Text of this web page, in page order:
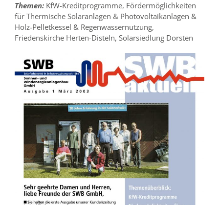
Themen: KfW-Kreditprogramme, Fördermöglichkeiten
für Thermische Solaranlagen & Photovoltaikanlagen &
Holz-Pelletkessel & Regenwassernutzung,
Friedenskirche Herten-Disteln, Solarsiedlung Dorsten